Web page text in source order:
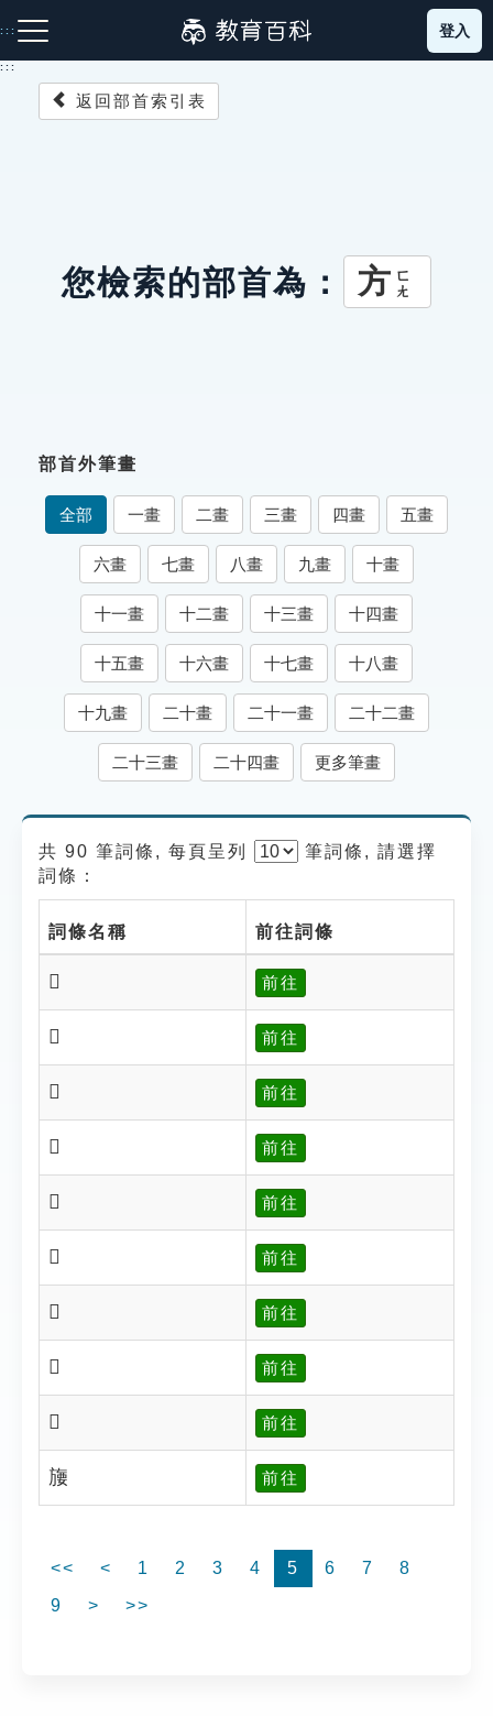
到
主
:::
成語故事
索引選單
知識索引
單字索引
生命大百科索引
遊戲專區
貓頭鷹博士
登入
:::
返回部首索引表
您檢索的部首為： 方 ㄈㄤ
部首外筆畫
全部 一畫 二畫 三畫 四畫 五畫
六畫 七畫 八畫 九畫 十畫
十一畫 十二畫 十三畫 十四畫
十五畫 十六畫 十七畫 十八畫
十九畫 二十畫 二十一畫 二十二畫
二十三畫 二十四畫 更多筆畫
共 90 筆詞條, 每頁呈列 筆詞條, 請選擇
詞條：
詞條名稱 前往詞條
𣃘 前往
𣃙 前往
𣃝 前往
𣃞 前往
𣃟 前往
𣃢 前往
𣃦 前往
𣃧 前往
𣃨 前往
㫏 前往
<< < 1 2 3 4 5 6 7
8
9
> >>